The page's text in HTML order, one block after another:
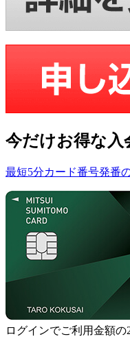
今だけお得な入
最短5分カード番号発番
ログインでご利用金額の